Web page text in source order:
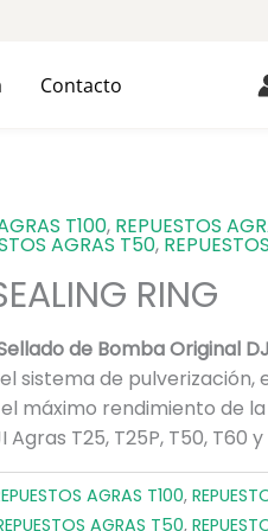
Contacto
T100, REPUESTOS
AGRAS T50,
RING
de Bomba Original
sistema de pulverización,
máximo rendimiento de
T25, T25P, T50, T60 y
AGRAS T100,
AGRAS T50,